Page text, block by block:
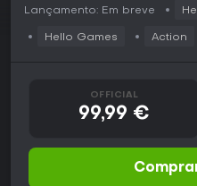
Lançamento: Em breve
Hello Games Action
OFFICIAL
99,99 €